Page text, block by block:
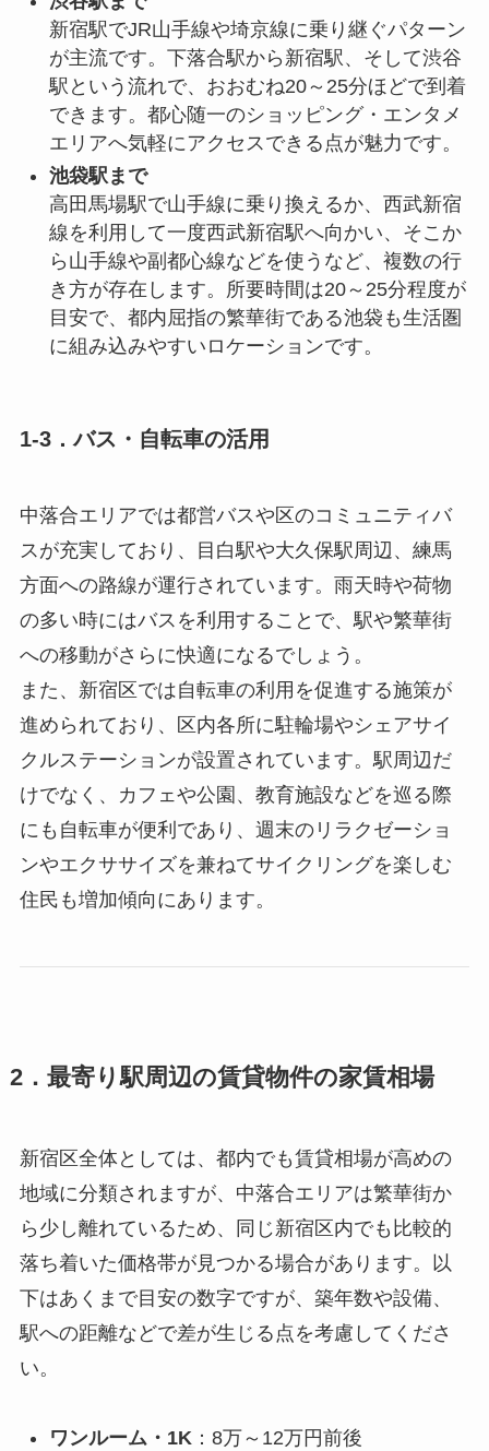
新宿駅でJR山手線や埼京線に乗り継ぐパターン
が主流です。下落合駅から新宿駅、そして渋谷
駅という流れで、おおむね20～25分ほどで到着
できます。都心随一のショッピング・エンタメ
エリアへ気軽にアクセスできる点が魅力です。
池袋駅まで
高田馬場駅で山手線に乗り換えるか、西武新宿
線を利用して一度西武新宿駅へ向かい、そこか
ら山手線や副都心線などを使うなど、複数の行
き方が存在します。所要時間は20～25分程度が
目安で、都内屈指の繁華街である池袋も生活圏
に組み込みやすいロケーションです。
1-3．バス・自転車の活用
中落合エリアでは都営バスや区のコミュニティバ
スが充実しており、目白駅や大久保駅周辺、練馬
方面への路線が運行されています。雨天時や荷物
の多い時にはバスを利用することで、駅や繁華街
への移動がさらに快適になるでしょう。
また、新宿区では自転車の利用を促進する施策が
進められており、区内各所に駐輪場やシェアサイ
クルステーションが設置されています。駅周辺だ
けでなく、カフェや公園、教育施設などを巡る際
にも自転車が便利であり、週末のリラクゼーショ
ンやエクササイズを兼ねてサイクリングを楽しむ
住民も増加傾向にあります。
2．最寄り駅周辺の賃貸物件の家賃相場
新宿区全体としては、都内でも賃貸相場が高めの
地域に分類されますが、中落合エリアは繁華街か
ら少し離れているため、同じ新宿区内でも比較的
落ち着いた価格帯が見つかる場合があります。以
下はあくまで目安の数字ですが、築年数や設備、
駅への距離などで差が生じる点を考慮してくださ
い。
ワンルーム・1K：8万～12万円前後